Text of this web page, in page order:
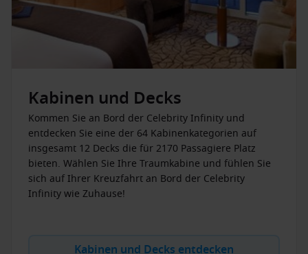
in einen der KidsClubs tun. Es je nach Altersgruppe
unterschiedliche Beschäftigungen für die Kleinen. In jedem
Fall sind diese gut aufgehoben und Sie müssen sich keine
Unterhaltung
Entspannen Sie bei einem guten Buch in der
großenBibliothekoder entdecken Sie den einzigartigen
Magnolien Duft im Conservatory Ambiente. Dieser Raum
steht für Ruhe und freie Gedanken inmitten von
hinreißenden Blumenkreationen. Nutzen Sie die Möglichkeit
zu anregenden Gesprächen im angenehmen Ambiente
desMichael´s Club bei schöner Klaviermusik
verzaubern lassen. Den Freizeit- und Erholungsangeboten
Kabinen und Decks
Kommen Sie an Bord der Celebrity Infinity und
entdecken Sie eine der 64 Kabinenkategorien auf
insgesamt 12 Decks die für 2170 Passagiere Platz
bieten. Wählen Sie Ihre Traumkabine und fühlen Sie
sich auf Ihrer Kreuzfahrt an Bord der Celebrity
Infinity wie Zuhause!
Kabinen und Decks entdecken